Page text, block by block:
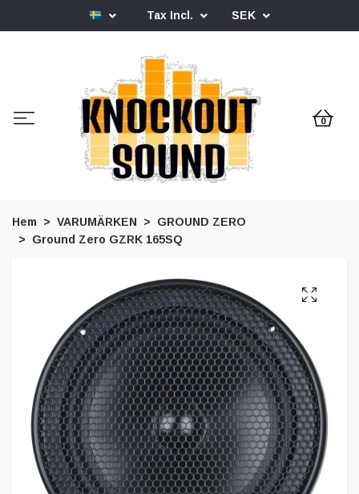
Tax Incl. SEK
0
Hem VARUMÄRKEN
GROUND ZERO
Ground Zero GZRK 165SQ